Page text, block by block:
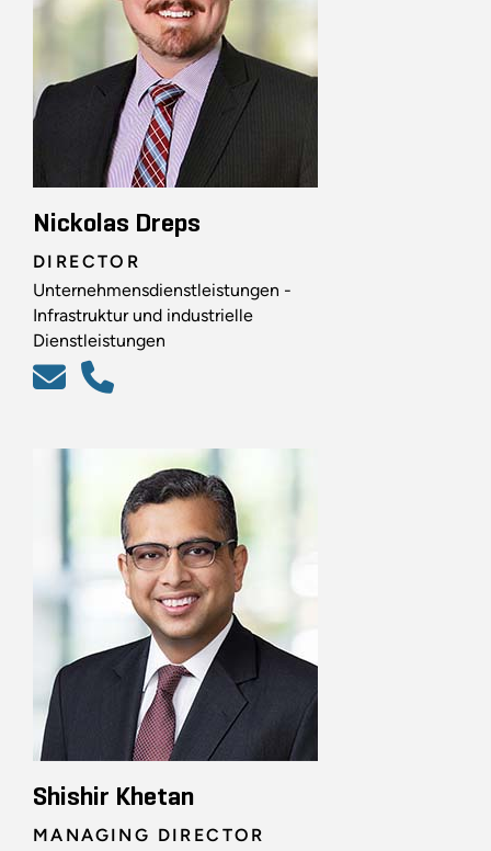
Nickolas Dreps
DIRECTOR
Unternehmensdienstleistungen -
Infrastruktur und industrielle
Dienstleistungen
Shishir Khetan
MANAGING DIRECTOR